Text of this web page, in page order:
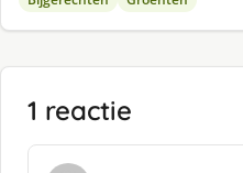
1 reactie